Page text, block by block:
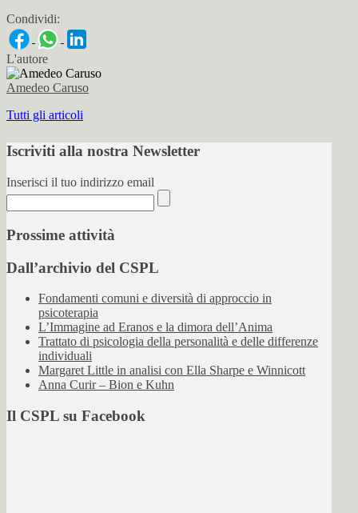
Condividi:
L'autore
Amedeo Caruso
Tutti gli articoli
Iscriviti alla nostra Newsletter
Inserisci il tuo indirizzo email
Prossime attività
Dall’archivio del CSPL
Fondamenti comuni e diversità di approccio in
psicoterapia
L’Immagine ad Eranos e la dimora dell’Anima
Trattato di psicologia della personalità e delle differenze
individuali
Margaret Little in analisi con Ella Sharpe e Winnicott
Anna Curir – Bion e Kuhn
Il CSPL su Facebook